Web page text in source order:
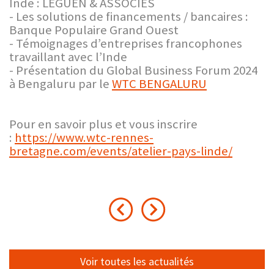
- Les solutions de financements / bancaires :
Banque Populaire Grand Ouest
- Témoignages d’entreprises francophones
travaillant avec l’Inde
- Présentation du Global Business Forum 2024
à Bengaluru par leWTC BENGALURU
Pour en savoir plus et vous inscrire
: https://www.wtc-rennes-
bretagne.com/events/atelier-pays-linde/
Voir toutes les actualités